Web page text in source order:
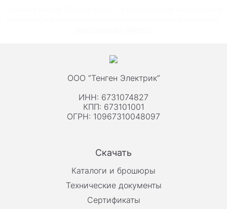
ООО “Тенген Электрик”
ИНН: 6731074827
КПП: 673101001
ОГРН: 10967310048097
Скачать
Каталоги и брошюры
Технические документы
Сертификаты